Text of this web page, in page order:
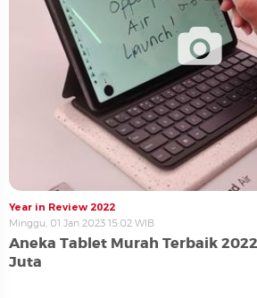
Year in Review 2022
Minggu, 01 Jan 2023 15:02 WIB
Aneka Tablet Murah Terbaik
Juta